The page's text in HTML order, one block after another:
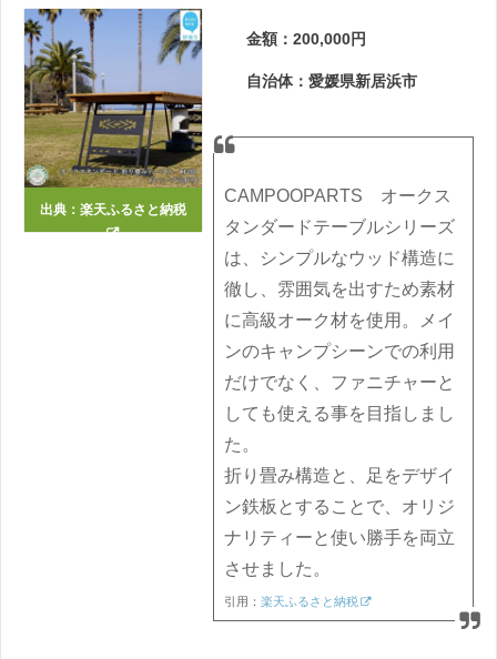
出典：楽天ふるさと納税
金額：200,000円
自治体：愛媛県新居浜市
CAMPOOPARTS オークス
タンダードテーブルシリーズ
は、シンプルなウッド構造に
徹し、雰囲気を出すため素材
に高級オーク材を使用。メイ
ンのキャンプシーンでの利用
だけでなく、ファニチャーと
しても使える事を目指しまし
た。
折り畳み構造と、足をデザイ
ン鉄板とすることで、オリジ
ナリティーと使い勝手を両立
させました。
引用： 楽天ふるさと納税